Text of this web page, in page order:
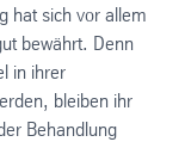
hat sich vor allem
bewährt. Denn
in ihrer
bleiben ihr
Behandlung